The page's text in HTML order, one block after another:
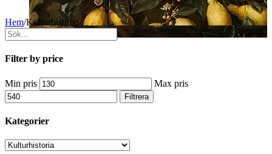
Hem/Kulturhistoria
Filter by price
Min pris Max pris
Filtrera
Kategorier